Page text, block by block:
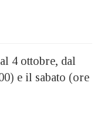
4 ottobre, dal
e il sabato (ore